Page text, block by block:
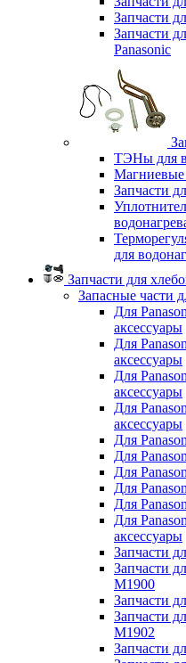
Запчасти
Запчасти
Panasonic
ТЭНы для
Запчасти
для
Запчасти для
Запасные части
Для
аксессуары
Для
аксессуары
Для
аксессуары
Для
аксессуары
Для
Для
Для
Для
Для
Для
аксессуары
Запчасти
Запчасти
M1900
Запчасти
Запчасти
M1902
Запчасти